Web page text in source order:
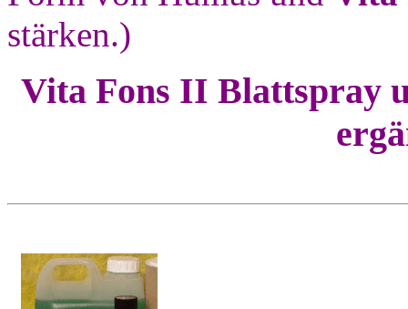
stärken.)
Vita Fons II Blattspray